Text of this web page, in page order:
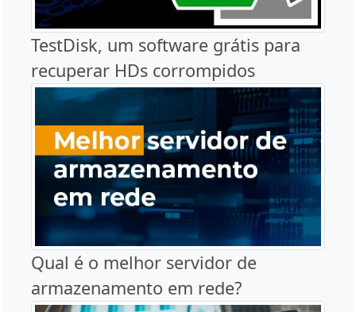
TestDisk, um software grátis para
recuperar HDs corrompidos
Qual é o melhor servidor de
armazenamento em rede?